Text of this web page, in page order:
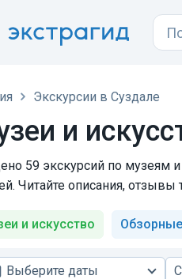
Экскурсии в Суздале
и
59 экскурсий по музеям
Читайте описания, отзывы
и искусство Обзорные
Выберите даты